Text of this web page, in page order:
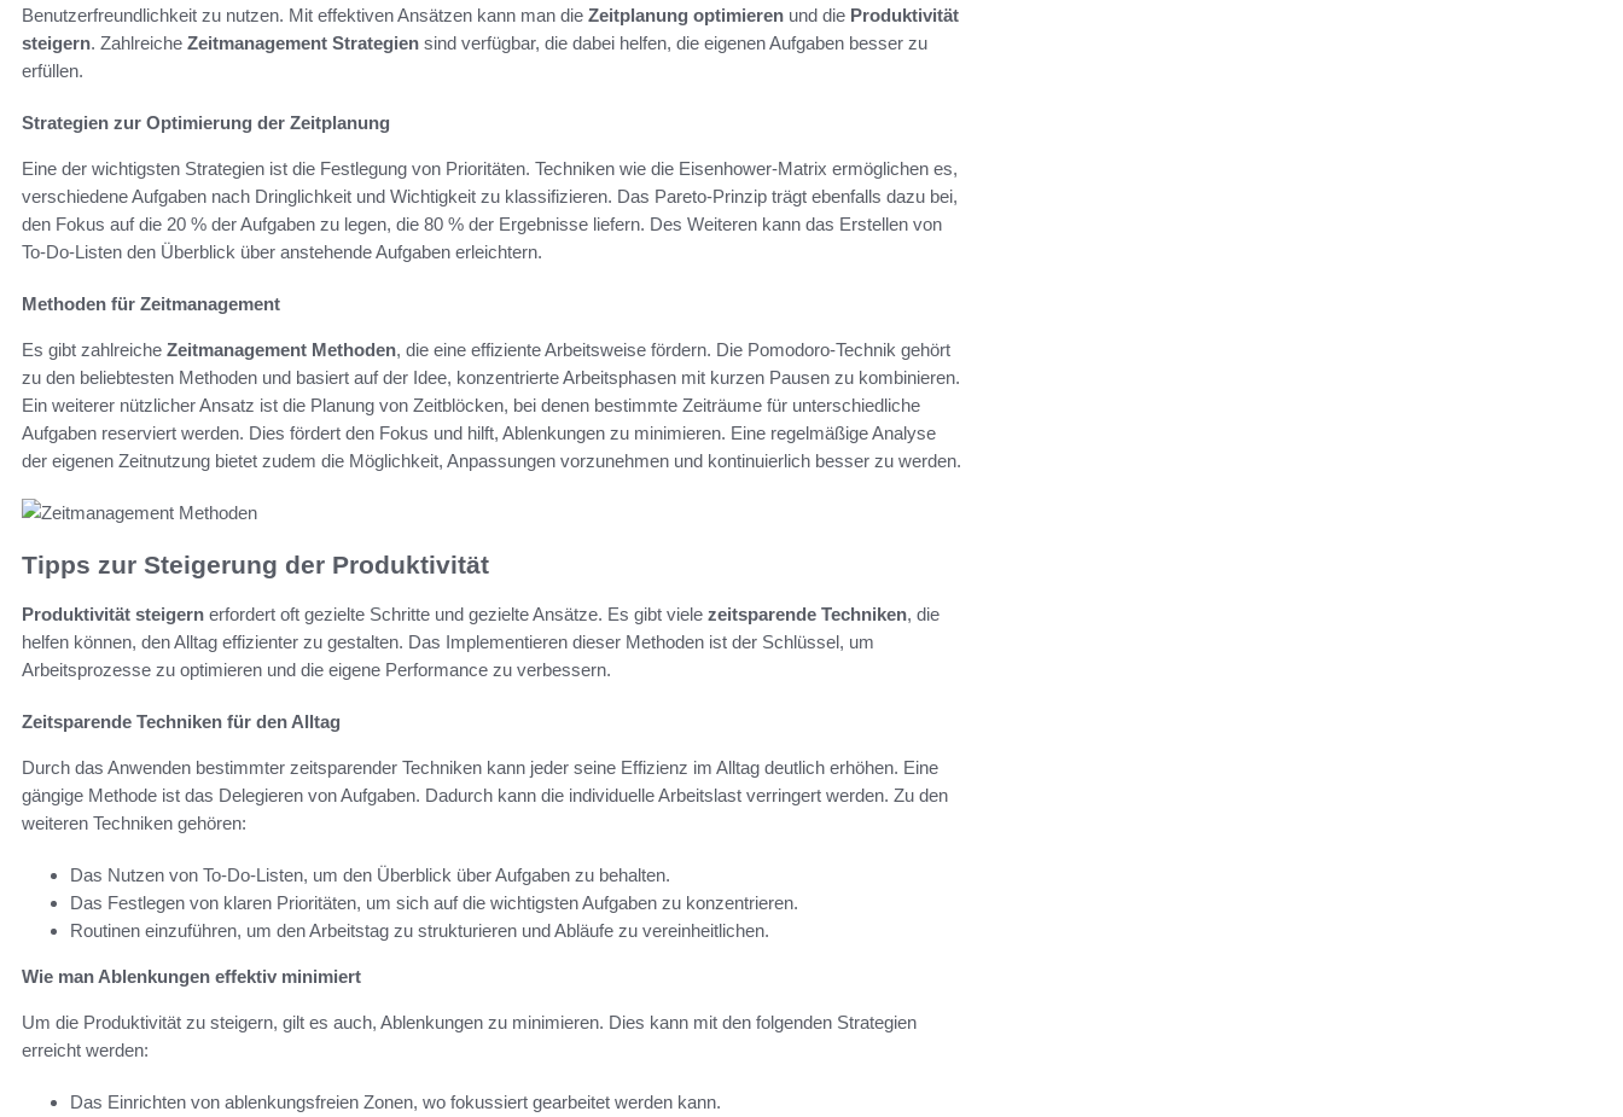
Benutzerfreundlichkeit zu nutzen. Mit effektiven Ansätzen kann man die Zeitplanung optimieren und die Produktivität
steigern. Zahlreiche Zeitmanagement Strategien sind verfügbar, die dabei helfen, die eigenen Aufgaben besser zu
erfüllen.
Strategien zur Optimierung der Zeitplanung
Eine der wichtigsten Strategien ist die Festlegung von Prioritäten. Techniken wie die Eisenhower-Matrix ermöglichen es,
verschiedene Aufgaben nach Dringlichkeit und Wichtigkeit zu klassifizieren. Das Pareto-Prinzip trägt ebenfalls dazu bei,
den Fokus auf die 20 % der Aufgaben zu legen, die 80 % der Ergebnisse liefern. Des Weiteren kann das Erstellen von
To-Do-Listen den Überblick über anstehende Aufgaben erleichtern.
Methoden für Zeitmanagement
Es gibt zahlreiche Zeitmanagement Methoden, die eine effiziente Arbeitsweise fördern. Die Pomodoro-Technik gehört
zu den beliebtesten Methoden und basiert auf der Idee, konzentrierte Arbeitsphasen mit kurzen Pausen zu kombinieren.
Ein weiterer nützlicher Ansatz ist die Planung von Zeitblöcken, bei denen bestimmte Zeiträume für unterschiedliche
Aufgaben reserviert werden. Dies fördert den Fokus und hilft, Ablenkungen zu minimieren. Eine regelmäßige Analyse
der eigenen Zeitnutzung bietet zudem die Möglichkeit, Anpassungen vorzunehmen und kontinuierlich besser zu werden.
Tipps zur Steigerung der Produktivität
Produktivität steigern erfordert oft gezielte Schritte und gezielte Ansätze. Es gibt viele zeitsparende Techniken, die
helfen können, den Alltag effizienter zu gestalten. Das Implementieren dieser Methoden ist der Schlüssel, um
Arbeitsprozesse zu optimieren und die eigene Performance zu verbessern.
Zeitsparende Techniken für den Alltag
Durch das Anwenden bestimmter zeitsparender Techniken kann jeder seine Effizienz im Alltag deutlich erhöhen. Eine
gängige Methode ist das Delegieren von Aufgaben. Dadurch kann die individuelle Arbeitslast verringert werden. Zu den
weiteren Techniken gehören:
Das Nutzen von To-Do-Listen, um den Überblick über Aufgaben zu behalten.
Das Festlegen von klaren Prioritäten, um sich auf die wichtigsten Aufgaben zu konzentrieren.
Routinen einzuführen, um den Arbeitstag zu strukturieren und Abläufe zu vereinheitlichen.
Wie man Ablenkungen effektiv minimiert
Um die Produktivität zu steigern, gilt es auch, Ablenkungen zu minimieren. Dies kann mit den folgenden Strategien
erreicht werden:
Das Einrichten von ablenkungsfreien Zonen, wo fokussiert gearbeitet werden kann.